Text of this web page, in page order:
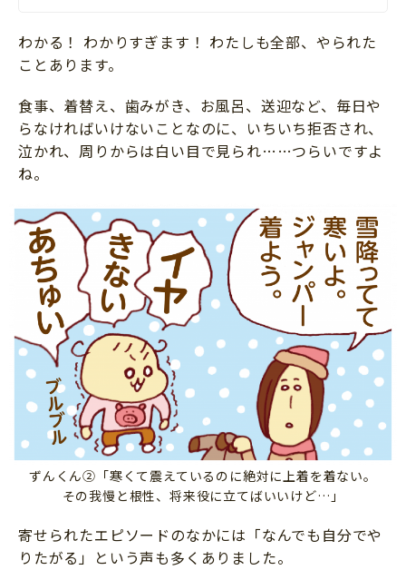
わかる！ わかりすぎます！ わたしも全部、やられた
ことあります。
食事、着替え、歯みがき、お風呂、送迎など、毎日や
らなければいけないことなのに、いちいち拒否され、
泣かれ、周りからは白い目で見られ……つらいですよ
ね。
ずんくん②「寒くて震えているのに絶対に上着を着ない。
その我慢と根性、将来役に立てばいいけど…」
寄せられたエピソードのなかには「なんでも自分でや
りたがる」という声も多くありました。